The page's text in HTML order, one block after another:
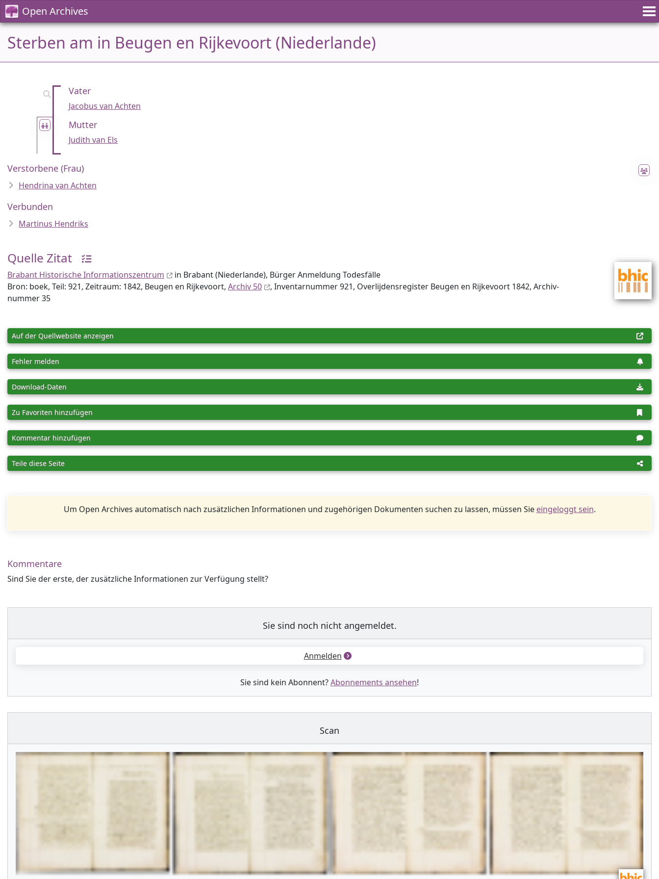
Open Archives
Sterben am in Beugen en Rijkevoort (Niederlande)
Vater
Jacobus van Achten
Mutter
Judith van Els
Verstorbene (Frau)
Hendrina van Achten
Verbunden
Martinus Hendriks
Quelle Zitat
Brabant Historische Informationszentrum
in Brabant (Niederlande), Bürger Anmeldung Todesfälle
Bron: boek, Teil: 921, Zeitraum: 1842, Beugen en Rijkevoort, Archiv 50
, Inventar­nummer 921, Overlijdensregister Beugen en Rijkevoort 1842, Archiv­
nummer 35
Auf der Quellwebsite anzeigen
Fehler melden
Download-Daten
Zu Favoriten hinzufügen
Kommentar hinzufügen
Teile diese Seite
Um Open Archives automatisch nach zusätzlichen Informationen und zugehörigen Dokumenten suchen zu lassen, müssen Sie eingeloggt sein.
Kommentare
Sind Sie der erste, der zusätzliche Informationen zur Verfügung stellt?
Sie sind noch nicht angemeldet.
Anmelden
Sie sind kein Abonnent?Abonnements ansehen!
Scan